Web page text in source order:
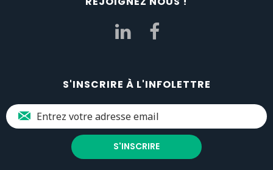
S'INSCRIRE À L'INFOLETTRE